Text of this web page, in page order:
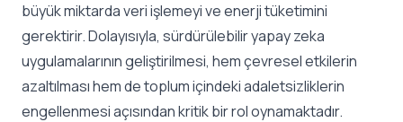
büyük miktarda veri işlemeyi ve enerji tüketimini
gerektirir. Dolayısıyla, sürdürülebilir yapay zeka
uygulamalarının geliştirilmesi, hem çevresel etkilerin
azaltılması hem de toplum içindeki adaletsizliklerin
engellenmesi açısından kritik bir rol oynamaktadır.